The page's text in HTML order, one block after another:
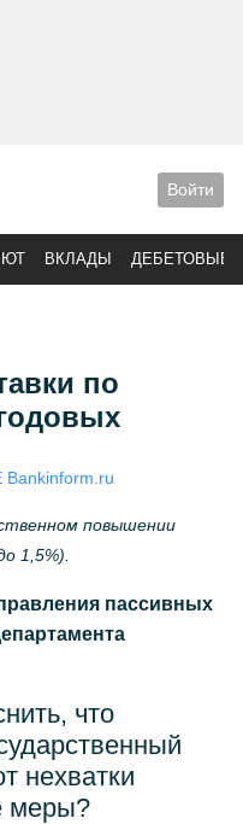
Войти
ВКЛАДЫ ДЕБЕТОВЫЕ
по
повышении
1,5%).
пассивных
что
нехватки
меры?